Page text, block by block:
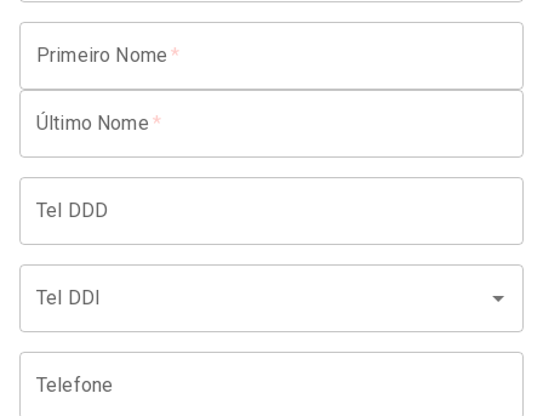
Primeiro Nome *
Último Nome *
Tel DDD
Tel DDI
Telefone